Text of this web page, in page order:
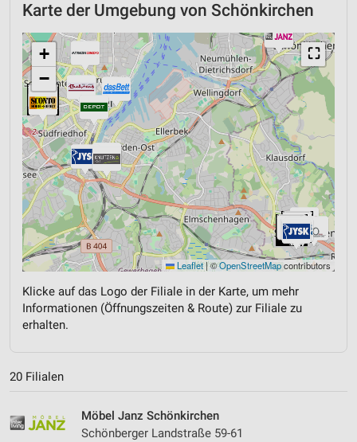
Karte der Umgebung von Schönkirchen
⛶
+
−
Leaflet|©OpenStreetMapcontributors
Klicke auf das Logo der Filiale in der Karte, um mehr
Informationen (Öffnungszeiten & Route) zur Filiale zu
erhalten.
20 Filialen
Möbel Janz Schönkirchen
Schönberger Landstraße 59-61